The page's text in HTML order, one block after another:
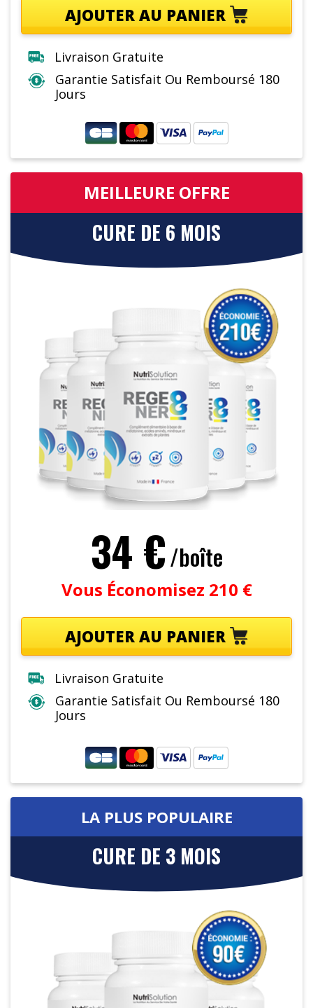
AJOUTER AU PANIER
Livraison Gratuite
Garantie Satisfait Ou Remboursé 180
Jours
MEILLEURE OFFRE
CURE DE 6 MOIS
34 €/boîte
Vous Économisez 210 €
AJOUTER AU PANIER
Livraison Gratuite
Garantie Satisfait Ou Remboursé 180
Jours
LA PLUS POPULAIRE
CURE DE 3 MOIS